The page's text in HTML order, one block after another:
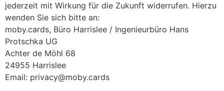
jederzeit mit Wirkung für die Zukunft widerrufen. Hierzu
wenden Sie sich bitte an:
moby.cards, Büro Harrislee / Ingenieurbüro Hans
Protschka UG
Achter de Möhl 68
24955 Harrislee
Email: privacy@moby.cards